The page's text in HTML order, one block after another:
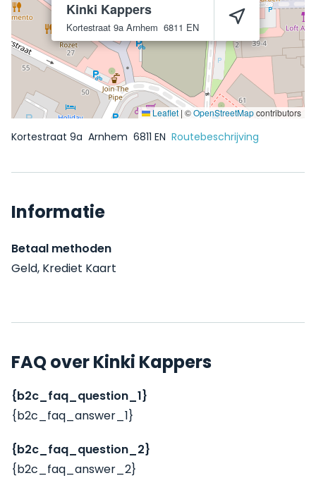
Kinki Kappers
Kortestraat 9a Arnhem 6811 EN
Leaflet | ©OpenStreetMapcontributors
Kortestraat 9a Arnhem 6811 EN Routebeschrijving
Informatie
Betaal methoden
Geld, Krediet Kaart
FAQ over Kinki Kappers
{b2c_faq_question_1}
{b2c_faq_answer_1}
{b2c_faq_question_2}
{b2c_faq_answer_2}